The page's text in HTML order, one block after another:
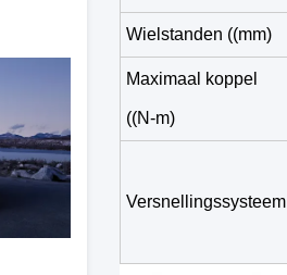
Wielstanden ((mm)
Maximaal koppel
((N-m)
Versnellingssysteem